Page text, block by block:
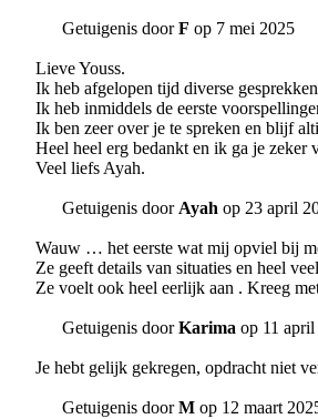
Getuigenis doorF op 7 mei 2025
Lieve Youss.
Ik heb afgelopen tijd diverse
Ik heb inmiddels de eerste
Ik ben zeer over je te spreken en blijf
Heel heel erg bedankt en ik ga je zeker
Veel liefs Ayah.
Getuigenis door Ayah op 23 april
Wauw … het eerste wat mij opviel bij
Ze geeft details van situaties en heel
Ze voelt ook heel eerlijk aan . Kreeg
Getuigenis doorKarima op 11
Je hebt gelijk gekregen, opdracht niet
Getuigenis doorM op 12 maart